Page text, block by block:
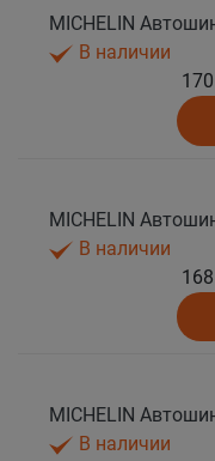
В наличии
В наличии
В наличии